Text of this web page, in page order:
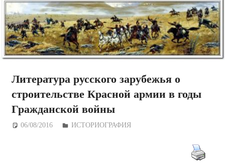
Литература русского зарубежья о
строительстве Красной армии в годы
Гражданской войны
06/08/2016 Дежурный по Редакции
ИСТОРИОГРАФИЯ